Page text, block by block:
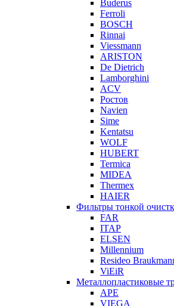
Buderus
Ferroli
BOSCH
Rinnai
Viessmann
ARISTON
De Dietrich
Lamborghini
ACV
Ростов
Navien
Sime
Kentatsu
WOLF
HUBERT
Termica
MIDEA
Thermex
HAIER
Фильтры тонкой
FAR
ITAP
ELSEN
Millennium
Resideo
ViEiR
Металлопластиковые
APE
VIEGA